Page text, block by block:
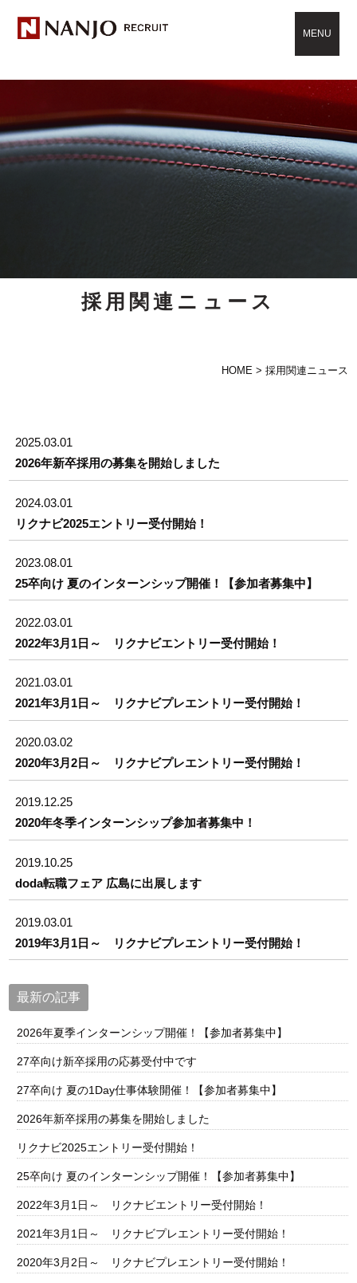
MENU
採用関連ニュース
HOME > 採用関連ニュース
2025.03.01
2026年新卒採用の募集を開始しました
2024.03.01
リクナビ2025エントリー受付開始！
2023.08.01
25卒向け 夏のインターンシップ開催！【参加者募集中】
2022.03.01
2022年3月1日～ リクナビエントリー受付開始！
2021.03.01
2021年3月1日～ リクナビプレエントリー受付開始！
2020.03.02
2020年3月2日～ リクナビプレエントリー受付開始！
2019.12.25
2020年冬季インターンシップ参加者募集中！
2019.10.25
doda転職フェア 広島に出展します
2019.03.01
2019年3月1日～ リクナビプレエントリー受付開始！
最新の記事
2026年夏季インターンシップ開催！【参加者募集中】
27卒向け新卒採用の応募受付中です
27卒向け 夏の1Day仕事体験開催！【参加者募集中】
2026年新卒採用の募集を開始しました
リクナビ2025エントリー受付開始！
25卒向け 夏のインターンシップ開催！【参加者募集中】
2022年3月1日～ リクナビエントリー受付開始！
2021年3月1日～ リクナビプレエントリー受付開始！
2020年3月2日～ リクナビプレエントリー受付開始！